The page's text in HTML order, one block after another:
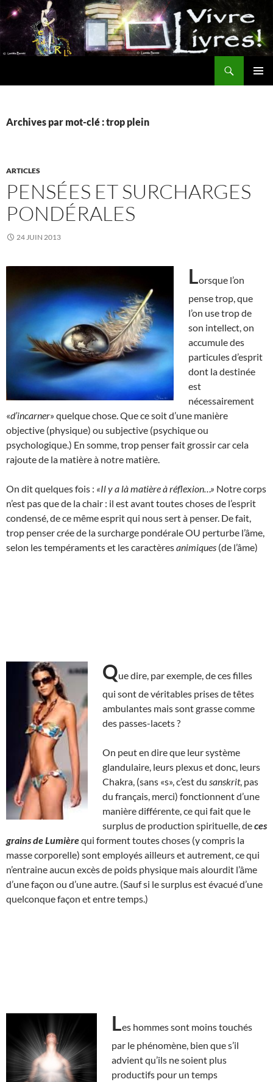
Aller
au
contenu
Archives par mot-clé : trop plein
ARTICLES
PENSÉES ET SURCHARGES
PONDÉRALES
24 JUIN 2013
Lorsque l’on
pense trop, que
l’on use trop de
son intellect, on
accumule des
particules d’esprit
dont la destinée
est
nécessairement
«d’incarner» quelque chose. Que ce soit d’une manière
objective (physique) ou subjective (psychique ou
psychologique.) En somme, trop penser fait grossir car cela
rajoute de la matière à notre matière.
On dit quelques fois : «Il y a là matière à réflexion…» Notre corps
n’est pas que de la chair : il est avant toutes choses de l’esprit
condensé, de ce même esprit qui nous sert à penser. De fait,
trop penser crée de la surcharge pondérale OU perturbe l’âme,
selon les tempéraments et les caractèresanimiques (de l’âme)
Que dire, par exemple, de ces filles
qui sont de véritables prises de têtes
ambulantes mais sont grasse comme
des passes-lacets ?
On peut en dire que leur système
glandulaire, leurs plexus et donc, leurs
Chakra, (sans «s», c’est du sanskrit, pas
du français, merci) fonctionnent d’une
manière différente, ce qui fait que le
surplus de production spirituelle, deces
grains de Lumièrequi forment toutes choses (y compris la
masse corporelle) sont employés ailleurs et autrement, ce qui
n’entraine aucun excès de poids physique mais alourdit l’âme
d’une façon ou d’une autre. (Sauf si le surplus est évacué d’une
quelconque façon et entre temps.)
Les hommes sont moins touchés
par le phénomène, bien que s’il
advient qu’ils ne soient plus
productifs pour un temps